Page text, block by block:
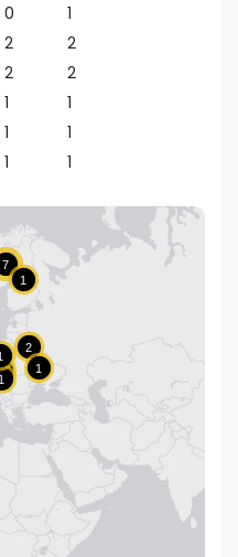
0
1
2
2
2
2
1
1
1
1
1 1